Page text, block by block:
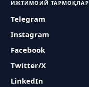
ИЖТИМОИЙ ТАРМОҚЛАР
Telegram
Instagram
Facebook
Twitter/X
LinkedIn